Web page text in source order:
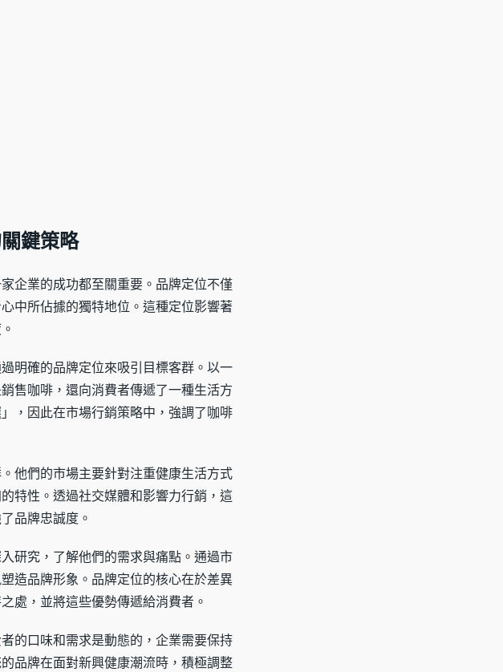
鍵策略
企業的成功都至關重要。品牌定位不僅
中所佔據的獨特地位。這種定位影響著
明確的品牌定位來吸引目標客群。以一
售咖啡，還向消費者傳遞了一種生活方
，因此在市場行銷策略中，強調了咖啡
他們的市場主要針對注重健康生活方式
特性。透過社交媒體和影響力行銷，這
品牌忠誠度。
研究，了解他們的需求與痛點。通過市
造品牌形象。品牌定位的核心在於差異
處，並將這些優勢傳遞給消費者。
的口味和需求是動態的，企業需要保持
品牌在面對新興健康潮流時，積極調整